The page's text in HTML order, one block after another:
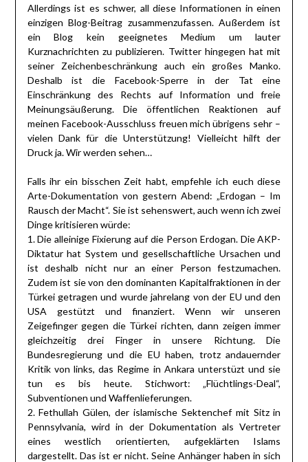
Allerdings ist es schwer, all diese Informationen in einen
einzigen Blog-Beitrag zusammenzufassen. Außerdem ist
ein Blog kein geeignetes Medium um lauter
Kurznachrichten zu publizieren. Twitter hingegen hat mit
seiner Zeichenbeschränkung auch ein großes Manko.
Deshalb ist die Facebook-Sperre in der Tat eine
Einschränkung des Rechts auf Information und freie
Meinungsäußerung. Die öffentlichen Reaktionen auf
meinen Facebook-Ausschluss freuen mich übrigens sehr –
vielen Dank für die Unterstützung! Vielleicht hilft der
Druck ja. Wir werden sehen…
Falls ihr ein bisschen Zeit habt, empfehle ich euch diese
Arte-Dokumentation von gestern Abend: „Erdogan – Im
Rausch der Macht“. Sie ist sehenswert, auch wenn ich zwei
Dinge kritisieren würde:
1. Die alleinige Fixierung auf die Person Erdogan. Die AKP-
Diktatur hat System und gesellschaftliche Ursachen und
ist deshalb nicht nur an einer Person festzumachen.
Zudem ist sie von den dominanten Kapitalfraktionen in der
Türkei getragen und wurde jahrelang von der EU und den
USA gestützt und finanziert. Wenn wir unseren
Zeigefinger gegen die Türkei richten, dann zeigen immer
gleichzeitig drei Finger in unsere Richtung. Die
Bundesregierung und die EU haben, trotz andauernder
Kritik von links, das Regime in Ankara unterstüzt und sie
tun es bis heute. Stichwort: „Flüchtlings-Deal“,
Subventionen und Waffenlieferungen.
2. Fethullah Gülen, der islamische Sektenchef mit Sitz in
Pennsylvania, wird in der Dokumentation als Vertreter
eines westlich orientierten, aufgeklärten Islams
dargestellt. Das ist er nicht. Seine Anhänger haben in sich